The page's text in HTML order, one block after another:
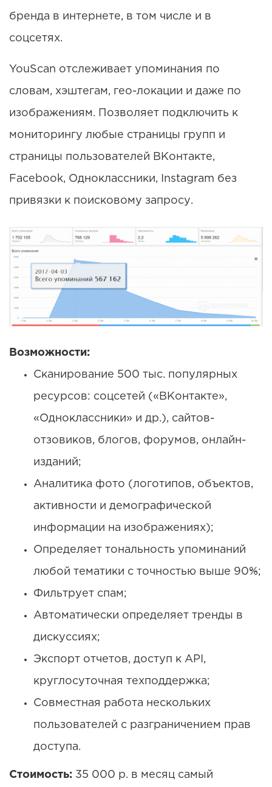
бренда в интернете, в том числе и в
соцсетях.
YouScan отслеживает упоминания по
словам, хэштегам, гео-локации и даже по
изображениям. Позволяет подключить к
мониторингу любые страницы групп и
страницы пользователей ВКонтакте,
Facebook, Одноклассники, Instagram без
привязки к поисковому запросу.
Возможности:
Сканирование 500 тыс. популярных
ресурсов: соцсетей («ВКонтакте»,
«Одноклассники» и др.), сайтов-
отзовиков, блогов, форумов, онлайн-
изданий;
Аналитика фото (логотипов, объектов,
активности и демографической
информации на изображениях);
Определяет тональность упоминаний
любой тематики с точностью выше 90%;
Фильтрует спам;
Автоматически определяет тренды в
дискуссиях;
Экспорт отчетов, доступ к API,
круглосуточная техподдержка;
Совместная работа нескольких
пользователей с разграничением прав
доступа.
Стоимость: 35 000 р. в месяц самый